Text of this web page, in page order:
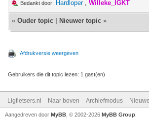
Bedankt door: Hardloper, Willeke_IGKT
« Ouder topic Nieuwer topic »
Afdrukversie weergeven
Gebruikers die dit topic lezen: 1 gast(en)
Ligfietsers.nl Naar boven Archiefmodus
Aangedreven door MyBB , © 2002-2026 MyBB Group